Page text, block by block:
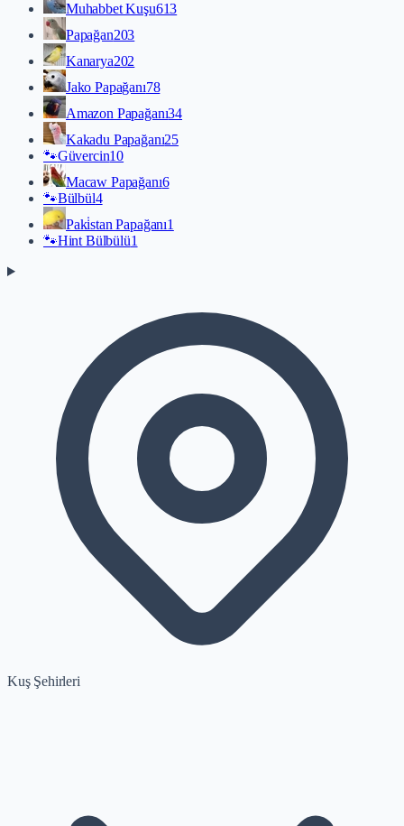
Muhabbet Kuşu613
Papağan203
Kanarya202
Jako Papağanı78
Amazon Papağanı34
Kakadu Papağanı25
🐾Güvercin10
Macaw Papağanı6
🐾Bülbül4
Paki̇stan Papağanı1
🐾Hint Bülbülü1
Kuş Şehirleri